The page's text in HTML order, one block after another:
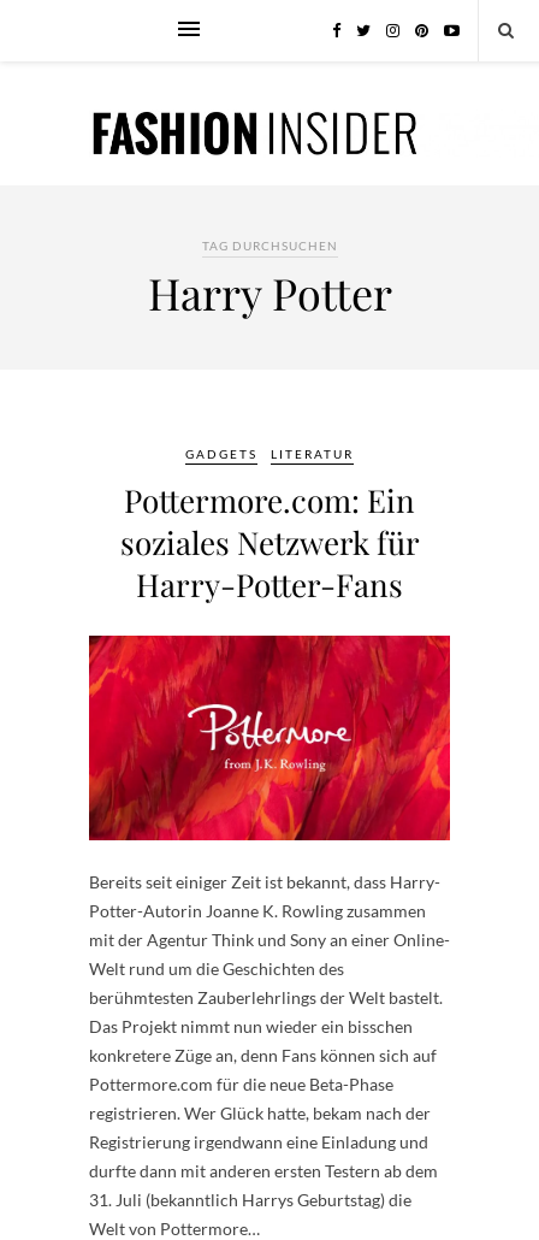
TAG DURCHSUCHEN
Harry Potter
GADGETS LITERATUR
Pottermore.com: Ein
soziales Netzwerk für
Harry-Potter-Fans
Bereits seit einiger Zeit ist bekannt, dass Harry-
Potter-Autorin Joanne K. Rowling zusammen
mit der Agentur Think und Sony an einer Online-
Welt rund um die Geschichten des
berühmtesten Zauberlehrlings der Welt bastelt.
Das Projekt nimmt nun wieder ein bisschen
konkretere Züge an, denn Fans können sich auf
Pottermore.com für die neue Beta-Phase
registrieren. Wer Glück hatte, bekam nach der
Registrierung irgendwann eine Einladung und
durfte dann mit anderen ersten Testern ab dem
31. Juli (bekanntlich Harrys Geburtstag) die
Welt von Pottermore…